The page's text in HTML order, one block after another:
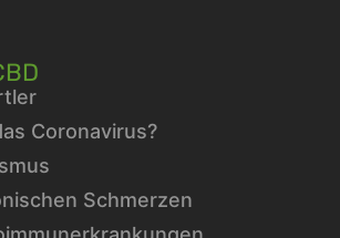
Coronavirus?
Schmerzen